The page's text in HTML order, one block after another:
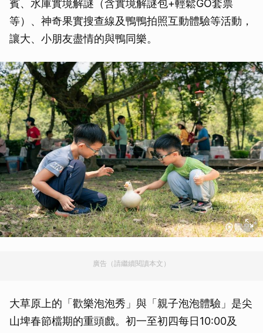
賓、水庫實境解謎（含實境解謎包+輕鬆GO套票
等）、神奇果實搜查線及鴨鴨拍照互動體驗等活動，
讓大、小朋友盡情的與鴨同樂。
廣告（請繼續閱讀本文）
大草原上的「歡樂泡泡秀」與「親子泡泡體驗」是尖
山埤春節檔期的重頭戲。初一至初四每日10:00及